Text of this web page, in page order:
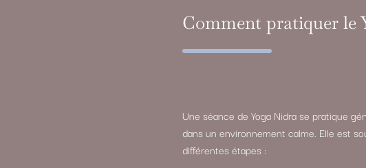
Comment pratiquer le
Une séance de Yoga Nidra se pratique
dans un environnement calme. Elle est
différentes étapes :